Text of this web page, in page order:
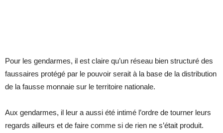
Pour les gendarmes, il est claire qu’un réseau bien structuré des
faussaires protégé par le pouvoir serait à la base de la distribution
de la fausse monnaie sur le territoire nationale.
Aux gendarmes, il leur a aussi été intimé l’ordre de tourner leurs
regards ailleurs et de faire comme si de rien ne s’était produit.